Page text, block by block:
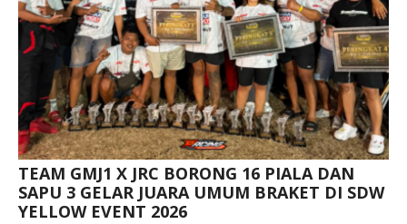
TEAM GMJ1 X JRC BORONG 16 PIALA DAN
SAPU 3 GELAR JUARA UMUM BRAKET DI SDW
YELLOW EVENT 2026